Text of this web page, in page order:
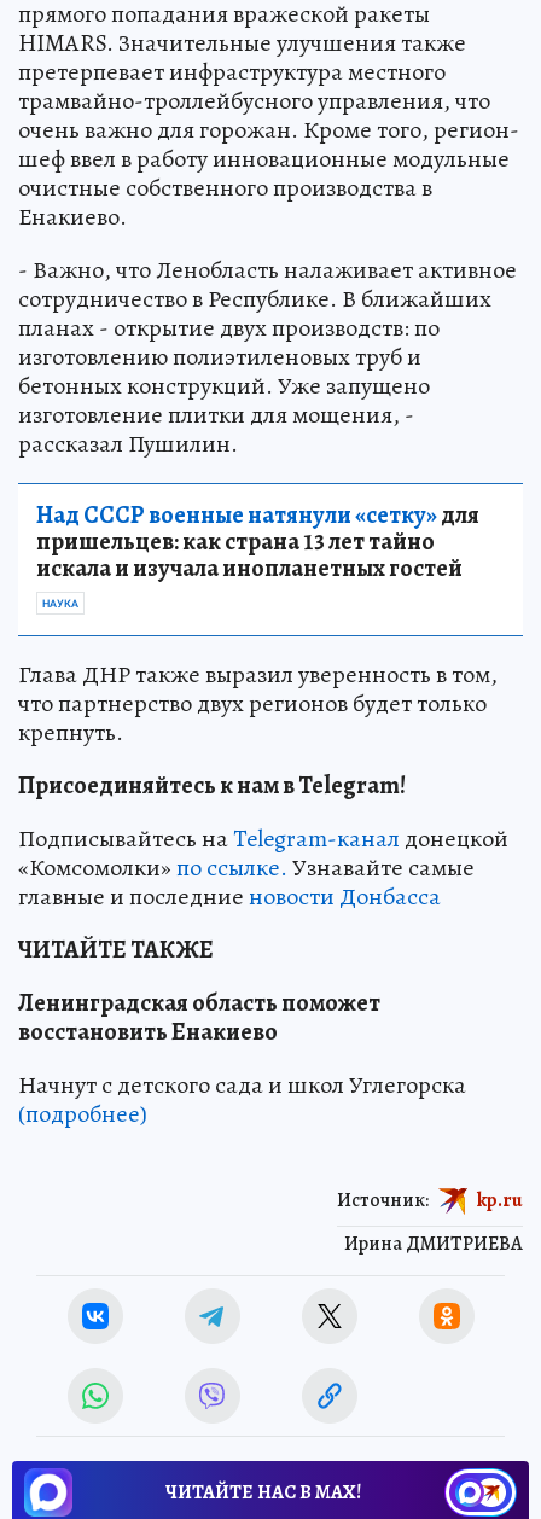
прямого попадания вражеской ракеты
HIMARS. Значительные улучшения также
претерпевает инфраструктура местного
трамвайно-троллейбусного управления, что
очень важно для горожан. Кроме того, регион-
шеф ввел в работу инновационные модульные
очистные собственного производства в
Енакиево.
- Важно, что Ленобласть налаживает активное
сотрудничество в Республике. В ближайших
планах - открытие двух производств: по
изготовлению полиэтиленовых труб и
бетонных конструкций. Уже запущено
изготовление плитки для мощения, -
рассказал Пушилин.
Над СССР военные натянули «сетку»для
пришельцев: как страна 13 лет тайно
искала и изучала инопланетных гостей
НАУКА
Глава ДНР также выразил уверенность в том,
что партнерство двух регионов будет только
крепнуть.
Присоединяйтесь к нам в Telegram!
Подписывайтесь наTelegram-канал донецкой
«Комсомолки»по ссылке. Узнавайте самые
главные и последниеновости Донбасса
ЧИТАЙТЕ ТАКЖЕ
Ленинградская область поможет
восстановить Енакиево
Начнут с детского сада и школ Углегорска
(подробнее)
Ирина ДМИТРИЕВА
Источник: kp.ru
ЧИТАЙТЕ НАС В МАХ!